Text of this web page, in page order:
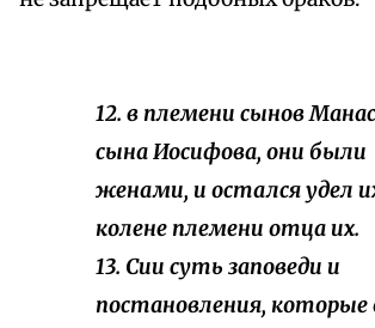
12. в племени сынов
сына Иосифова, они были
женами, и остался удел
колене племени отца их.
13. Сии суть заповеди и
постановления, которые